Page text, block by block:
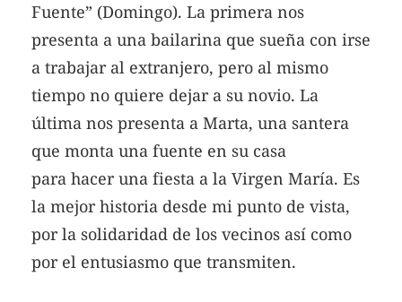
Fuente” (Domingo). La primera nos
presenta a una bailarina que sueña con irse
a trabajar al extranjero, pero al mismo
tiempo no quiere dejar a su novio. La
última nos presenta a Marta, una santera
que monta una fuente en su casa
para hacer una fiesta a la Virgen María. Es
la mejor historia desde mi punto de vista,
por la solidaridad de los vecinos así como
por el entusiasmo que transmiten.